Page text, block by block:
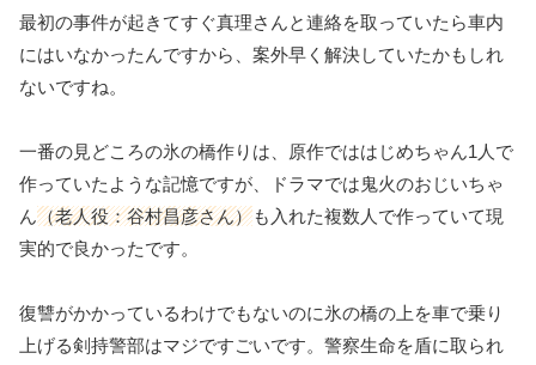
最初の事件が起きてすぐ真理さんと連絡を取っていたら車内
にはいなかったんですから、案外早く解決していたかもしれ
ないですね。
一番の見どころの氷の橋作りは、原作でははじめちゃん1人で
作っていたような記憶ですが、ドラマでは鬼火のおじいちゃ
ん（老人役：谷村昌彦さん）も入れた複数人で作っていて現
実的で良かったです。
復讐がかかっているわけでもないのに氷の橋の上を車で乗り
上げる剣持警部はマジですごいです。警察生命を盾に取られ